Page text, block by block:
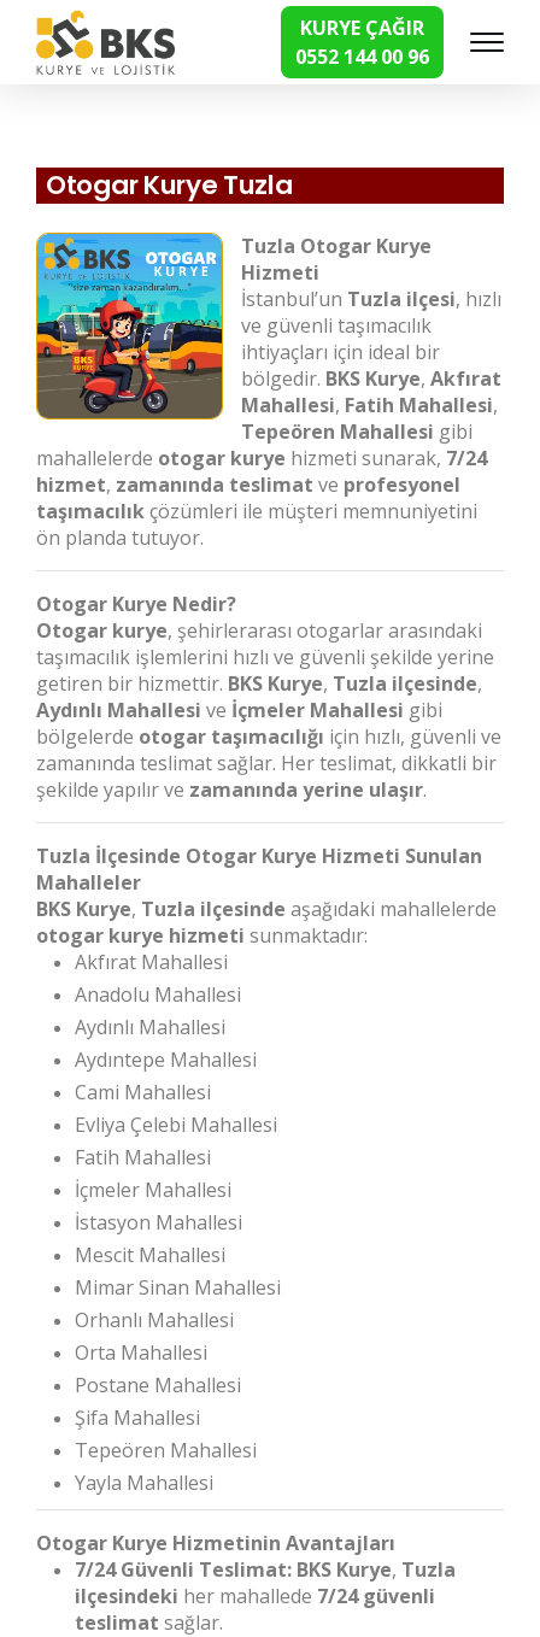
KURYE ÇAĞIR
0552 144 00 96
Hızlı Kurye Hizmetleri
Otogar Kurye Tuzla
Tuzla Otogar Kurye
Hizmeti
İstanbul’un Tuzla ilçesi, hızlı
ve güvenli taşımacılık
ihtiyaçları için ideal bir
bölgedir. BKS Kurye,Akfırat
Mahallesi, Fatih Mahallesi,
Tepeören Mahallesi gibi
mahallelerde otogar kurye hizmeti sunarak, 7/24
hizmet, zamanında teslimat ve profesyonel
taşımacılıkçözümleri ile müşteri memnuniyetini
ön planda tutuyor.
Otogar Kurye Nedir?
Otogar kurye, şehirlerarası otogarlar arasındaki
taşımacılık işlemlerini hızlı ve güvenli şekilde yerine
getiren bir hizmettir. BKS Kurye, Tuzla ilçesinde,
Aydınlı Mahallesi ve İçmeler Mahallesi gibi
bölgelerde otogar taşımacılığı için hızlı, güvenli ve
zamanında teslimat sağlar. Her teslimat, dikkatli bir
şekilde yapılır ve zamanında yerine ulaşır.
Tuzla İlçesinde Otogar Kurye Hizmeti Sunulan
Mahalleler
BKS Kurye, Tuzla ilçesinde aşağıdaki mahallelerde
otogar kurye hizmeti sunmaktadır:
Akfırat Mahallesi
Anadolu Mahallesi
Aydınlı Mahallesi
Aydıntepe Mahallesi
Cami Mahallesi
Evliya Çelebi Mahallesi
Fatih Mahallesi
İçmeler Mahallesi
İstasyon Mahallesi
Mescit Mahallesi
Mimar Sinan Mahallesi
Orhanlı Mahallesi
Orta Mahallesi
Postane Mahallesi
Şifa Mahallesi
Tepeören Mahallesi
Yayla Mahallesi
Otogar Kurye Hizmetinin Avantajları
7/24 Güvenli Teslimat: BKS Kurye, Tuzla
ilçesindeki her mahallede 7/24 güvenli
teslimat sağlar.